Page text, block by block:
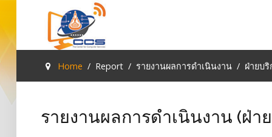
for
This is a sample module published to the
class suffix. There is also a sidebar_bottom
Home Report รายงานผลการดำเนินงาน ฝ่ายบ
รายงานผลการดำเนินงาน (ฝ่